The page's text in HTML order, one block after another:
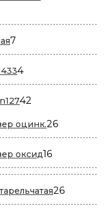
7
товаров
44
товара
42
оцинк.2626
товаров
оксид1616
товаров
2626
товаров